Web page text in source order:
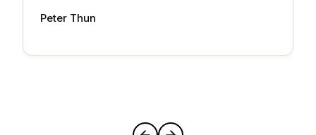
Peter Thun